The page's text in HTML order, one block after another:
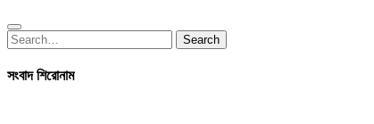
Search
for:
Search
সংবাদ শিরোনাম